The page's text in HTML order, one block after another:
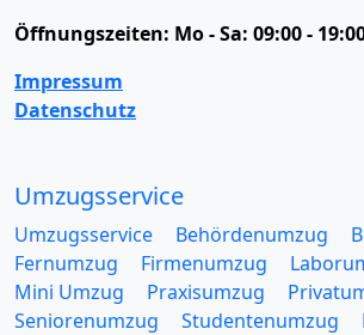
Öffnungszeiten: Mo - Sa: 09:00 -
Impressum
Datenschutz
Umzugsservice
Umzugsservice Behördenumzug
Fernumzug
Firmenumzug
Mini Umzug
Praxisumzug
Seniorenumzug
Studentenumzug